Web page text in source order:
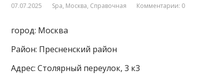
07.07.2025 Spa, Москва, Справочная Комментарии: 0
город: Москва
Район: Пресненский район
Адрес: Столярный переулок, 3 к3